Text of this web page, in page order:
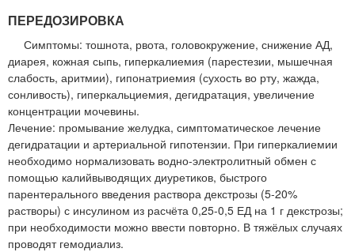
ПЕРЕДОЗИРОВКА
Симптомы: тошнота, рвота, головокружение, снижение АД,
диарея, кожная сыпь, гиперкалиемия (парестезии, мышечная
слабость, аритмии), гипонатриемия (сухость во рту, жажда,
сонливость), гиперкальциемия, дегидратация, увеличение
концентрации мочевины.
Лечение: промывание желудка, симптоматическое лечение
дегидратации и артериальной гипотензии. При гиперкалиемии
необходимо нормализовать водно-электролитный обмен с
помощью калийвыводящих диуретиков, быстрого
парентерального введения раствора декстрозы (5-20%
растворы) с инсулином из расчёта 0,25-0,5 ЕД на 1 г декстрозы;
при необходимости можно ввести повторно. В тяжёлых случаях
проводят гемодиализ.